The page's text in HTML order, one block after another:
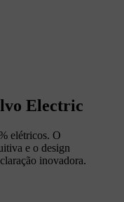
Electric
elétricos. O
e o design
inovadora.